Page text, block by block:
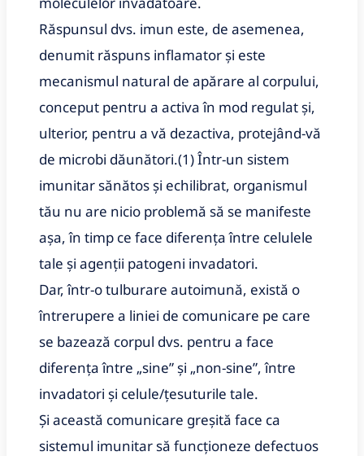
Răspunsul dvs. imun este, de asemenea,
denumit răspuns inflamator și este
mecanismul natural de apărare al corpului,
conceput pentru a activa în mod regulat și,
ulterior, pentru a vă dezactiva, protejând-vă
de microbi dăunători.(1) Într-un sistem
imunitar sănătos și echilibrat, organismul
tău nu are nicio problemă să se manifeste
așa, în timp ce face diferența între celulele
tale și agenții patogeni invadatori.
Dar, într-o tulburare autoimună, există o
întrerupere a liniei de comunicare pe care
se bazează corpul dvs. pentru a face
diferența între „sine” și „non-sine”, între
invadatori și celule/țesuturile tale.
Și această comunicare greșită face ca
sistemul imunitar să funcționeze defectuos